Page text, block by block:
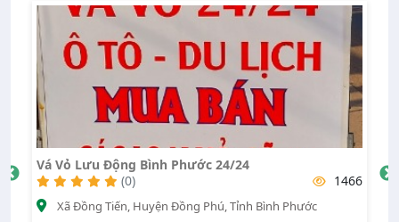
Vá Vỏ Lưu Động Bình Phước 24/24
(0)
1466
Xã Đồng Tiến, Huyện Đồng Phú, Tỉnh Bình Phước